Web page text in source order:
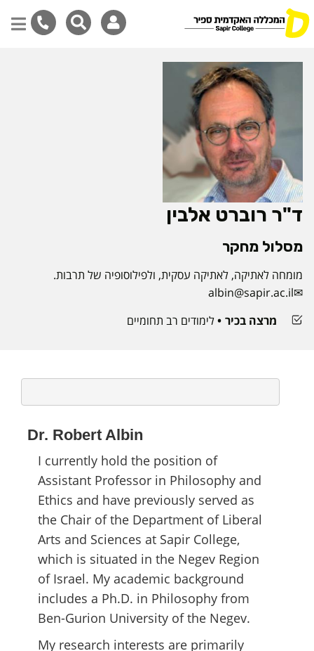
ד"ר רוברט אלבין
מסלול מחקר
מומחה לאתיקה, לאתיקה עסקית, ולפילוסופיה של תרבות.
albin@sapir.ac.il
מרצה בכיר
לימודים רב תחומיים